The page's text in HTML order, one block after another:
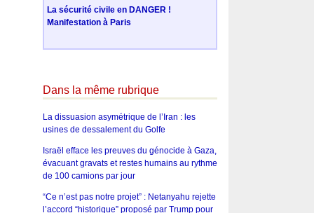
La sécurité civile en DANGER !
Manifestation à Paris
Dans la même rubrique
La dissuasion asymétrique de l’Iran : les
usines de dessalement du Golfe
Israël efface les preuves du génocide à Gaza,
évacuant gravats et restes humains au rythme
de 100 camions par jour
“Ce n’est pas notre projet” : Netanyahu rejette
l’accord “historique” proposé par Trump pour